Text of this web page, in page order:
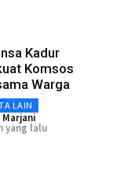
Kadur
Komsos
Warga
LAIN
Marjani
yang lalu